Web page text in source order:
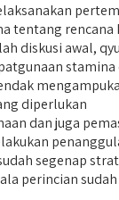
tentang rencana
diskusi awal,
diperlukan
dan juga
segenap
perincian